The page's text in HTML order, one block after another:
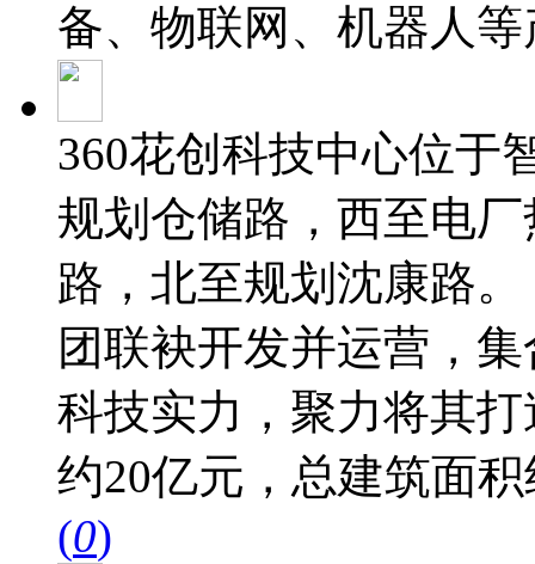
备、物联网、机器人
360花创科技中心位于
规划仓储路，西至电
路，北至规划沈康路
团联袂开发并运营，
科技实力，聚力将其
约20亿元，总建筑面
(0)